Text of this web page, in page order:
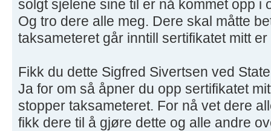
solgt sjelene sine til er nå kommet opp i
Og tro dere alle meg. Dere skal måtte
taksameteret går inntill sertifikatet mitt
Fikk du dette Sigfred Sivertsen ved
Ja for om så åpner du opp sertifikatet
stopper taksameteret. For nå vet dere
fikk dere til å gjøre dette og alle andre